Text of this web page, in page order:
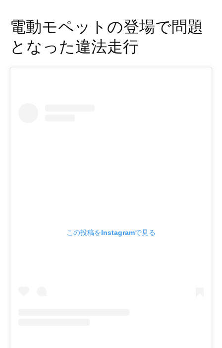
電動モペットの登場で問題
となった違法走行
この投稿をInstagramで見る